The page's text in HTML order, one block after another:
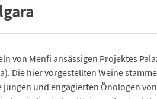
von Menfi ansässigen Projektes
Die hier vorgestellten Weine
und engagierten Önologen